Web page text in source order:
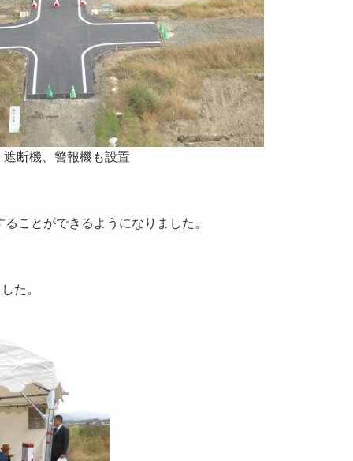
遮断機、警報機も設置
ことができるようになりました。
た。